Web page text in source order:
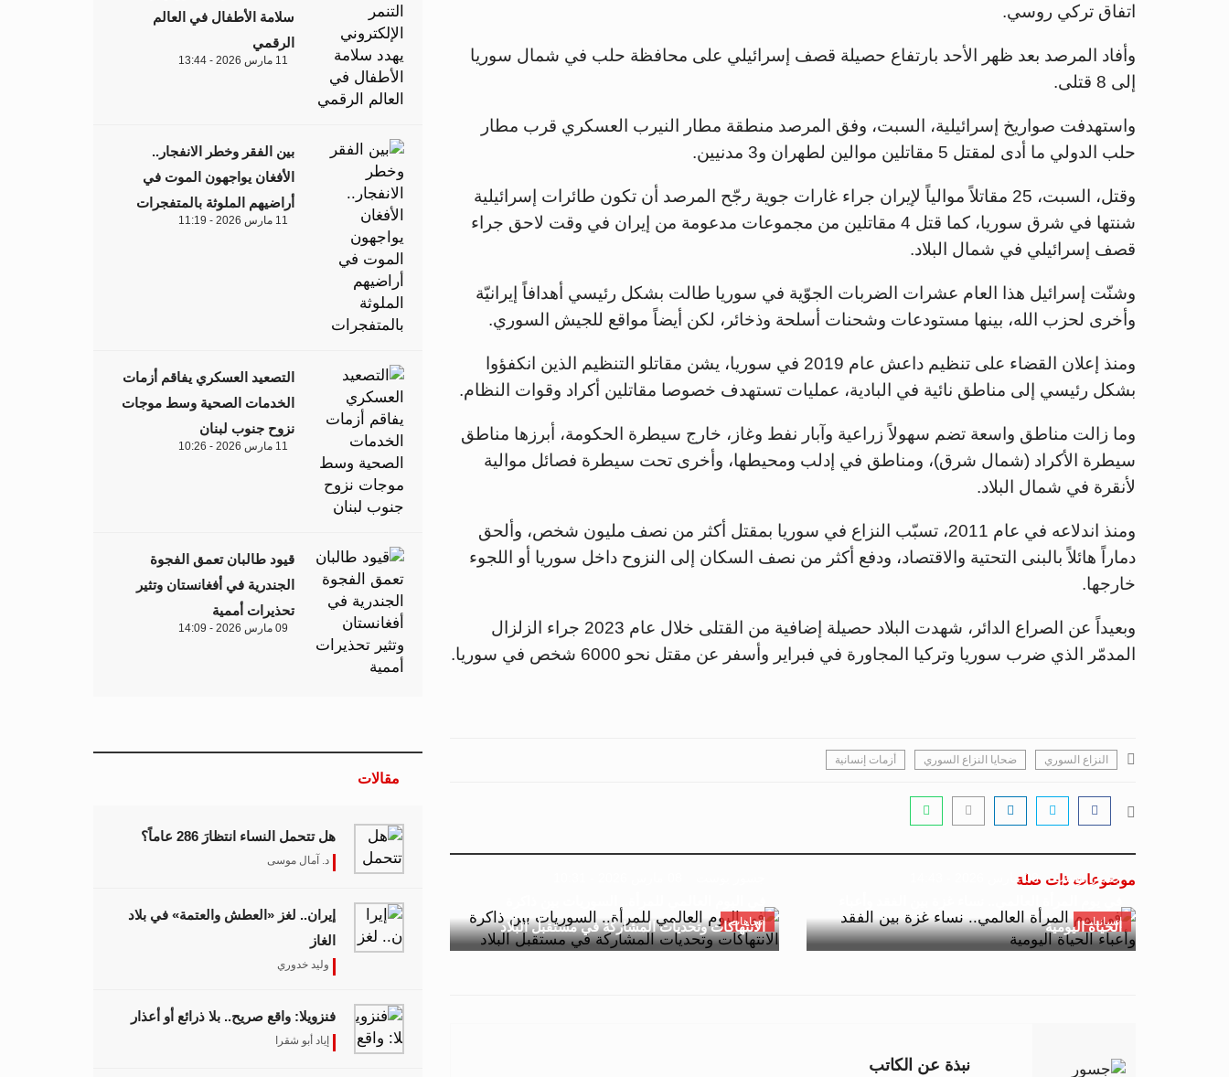
اتفاق تركي روسي.
وأفاد المرصد بعد ظهر الأحد بارتفاع حصيلة قصف إسرائيلي على محافظة حلب في شمال سوريا
إلى 8 قتلى.
واستهدفت صواريخ إسرائيلية، السبت، وفق المرصد منطقة مطار النيرب العسكري قرب مطار
حلب الدولي ما أدى لمقتل 5 مقاتلين موالين لطهران و3 مدنيين.
وقتل، السبت، 25 مقاتلاً موالياً لإيران جراء غارات جوية رجّح المرصد أن تكون طائرات إسرائيلية
شنتها في شرق سوريا، كما قتل 4 مقاتلين من مجموعات مدعومة من إيران في وقت لاحق جراء
قصف إسرائيلي في شمال البلاد.
وشنّت إسرائيل هذا العام عشرات الضربات الجوّية في سوريا طالت بشكل رئيسي أهدافاً إيرانيّة
وأخرى لحزب الله، بينها مستودعات وشحنات أسلحة وذخائر، لكن أيضاً مواقع للجيش السوري.
ومنذ إعلان القضاء على تنظيم داعش عام 2019 في سوريا، يشن مقاتلو التنظيم الذين انكفؤوا
بشكل رئيسي إلى مناطق نائية في البادية، عمليات تستهدف خصوصا مقاتلين أكراد وقوات النظام.
وما زالت مناطق واسعة تضم سهولاً زراعية وآبار نفط وغاز، خارج سيطرة الحكومة، أبرزها مناطق
سيطرة الأكراد (شمال شرق)، ومناطق في إدلب ومحيطها، وأخرى تحت سيطرة فصائل موالية
لأنقرة في شمال البلاد.
ومنذ اندلاعه في عام 2011، تسبّب النزاع في سوريا بمقتل أكثر من نصف مليون شخص، وألحق
دماراً هائلاً بالبنى التحتية والاقتصاد، ودفع أكثر من نصف السكان إلى النزوح داخل سوريا أو اللجوء
خارجها.
وبعيداً عن الصراع الدائر، شهدت البلاد حصيلة إضافية من القتلى خلال عام 2023 جراء الزلزال
المدمّر الذي ضرب سوريا وتركيا المجاورة في فبراير وأسفر عن مقتل نحو 6000 شخص في سوريا.
النزاع السوري ضحايا النزاع السوري أزمات إنسانية
موضوعات ذات صلة
إنسانيات
جسور بوست 08 مارس 2026 - 14:43
الحياة اليومية
اتجاهات
الانتهاكات وتحديات المشاركة في مستقبل البلاد
نبذة عن الكاتب
سلامة الأطفال في العالم
الرقمي
11 مارس 2026 - 13:44
بين الفقر وخطر الانفجار..
الأفغان يواجهون الموت في
أراضيهم الملوثة بالمتفجرات
11 مارس 2026 - 11:19
التصعيد العسكري يفاقم أزمات
الخدمات الصحية وسط موجات
نزوح جنوب لبنان
11 مارس 2026 - 10:26
قيود طالبان تعمق الفجوة
الجندرية في أفغانستان وتثير
تحذيرات أممية
09 مارس 2026 - 14:09
مقالات
هل تتحمل النساء انتظارَ 286 عاماً؟
د. آمال موسى
إيران.. لغز «العطش والعتمة» في بلاد
الغاز
وليد خدوري
فنزويلا: واقع صريح.. بلا ذرائع أو أعذار
إياد أبو شقرا